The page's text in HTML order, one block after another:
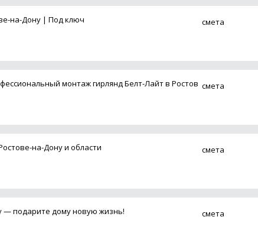
на-Дону | Под ключ смета
монтаж гирлянд Белт-Лайт в Ростов смета
на-Дону и области смета
— подарите дому новую жизнь! смета